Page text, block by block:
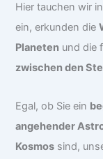
Hier tauchen wir
ein, erkunden die
Planeten und die
zwischen den
Egal, ob Sie ein
angehender
Kosmos sind,